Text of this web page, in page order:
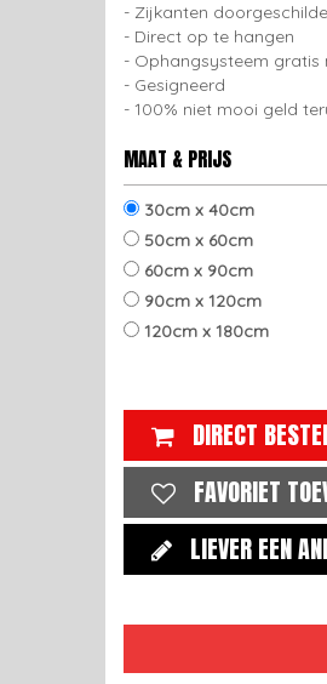
Zijkanten
Direct op te hangen
Ophangsysteem gratis
Gesigneerd
100% niet mooi geld
MAAT & PRIJS
30cm x 40cm
50cm x 60cm
60cm x 90cm
90cm x 120cm
120cm x 180cm
DIRECT
FAVORIET
LIEVER EEN